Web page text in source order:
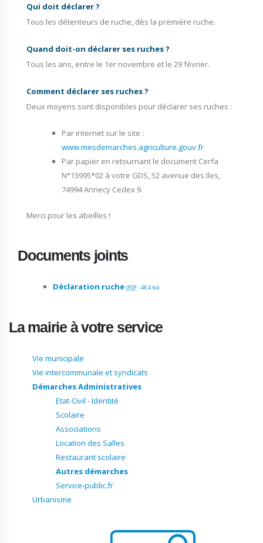
Qui doit déclarer ?
Tous les détenteurs de ruche, dès la première ruche.
Quand doit-on déclarer ses ruches ?
Tous les ans, entre le 1er novembre et le 29 février.
Comment déclarer ses ruches ?
Deux moyens sont disponibles pour déclarer ses ruches :
Par internet sur le site :
www.mesdemarches.agriculture.gouv.fr
Par papier en retournant le document Cerfa
N°13995*02 à votre GDS, 52 avenue des Iles,
74994 Annecy Cedex 9.
Merci pour les abeilles !
Documents joints
Déclaration ruche (PDF-48.4 ko)
La mairie à votre service
Vie municipale
Vie intercommunale et syndicats
Démarches Administratives
Etat-Civil - Identité
Scolaire
Associations
Location des Salles
Restaurant scolaire
Autres démarches
Service-public.fr
Urbanisme